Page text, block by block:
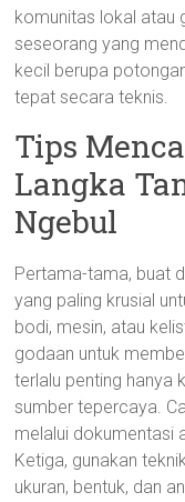
komunitas lokal atau
seseorang yang
kecil berupa
tepat secara teknis.
Tips
Langka
Ngebul
Pertama-tama, buat
yang paling krusial
bodi, mesin, atau
godaan untuk
terlalu penting hanya
sumber tepercaya.
melalui dokumentasi
Ketiga, gunakan
ukuran, bentuk, dan